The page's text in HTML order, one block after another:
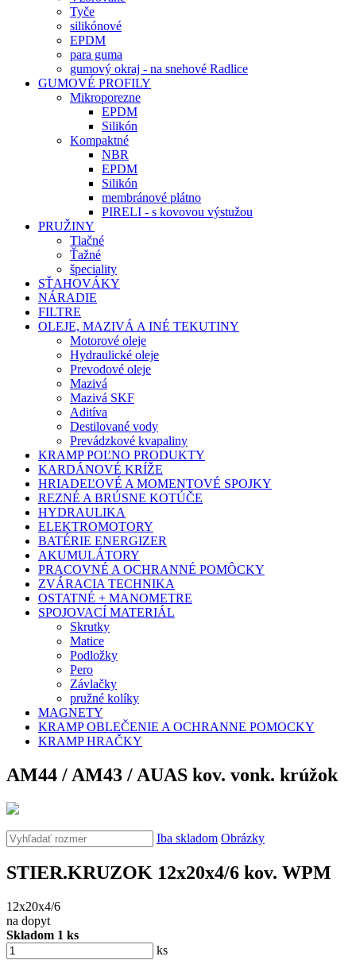
Tyče
silikónové
EPDM
para guma
gumový okraj - na snehové Radlice
GUMOVÉ PROFILY
Mikroporezne
EPDM
Silikón
Kompaktné
NBR
EPDM
Silikón
membránové plátno
PIRELI - s kovovou výstužou
PRUŽINY
Tlačné
Ťažné
špeciality
SŤAHOVÁKY
NÁRADIE
FILTRE
OLEJE, MAZIVÁ A INÉ TEKUTINY
Motorové oleje
Hydraulické oleje
Prevodové oleje
Mazivá
Mazivá SKF
Aditíva
Destilované vody
Prevádzkové kvapaliny
KRAMP POĽNO PRODUKTY
KARDÁNOVÉ KRÍŽE
HRIADEĽOVÉ A MOMENTOVÉ SPOJKY
REZNÉ A BRÚSNE KOTÚČE
HYDRAULIKA
ELEKTROMOTORY
BATÉRIE ENERGIZER
AKUMULÁTORY
PRACOVNÉ A OCHRANNÉ POMÔCKY
ZVÁRACIA TECHNIKA
OSTATNÉ + MANOMETRE
SPOJOVACÍ MATERIÁL
Skrutky
Matice
Podložky
Pero
Závlačky
pružné kolíky
MAGNETY
KRAMP OBLEČENIE A OCHRANNE POMOCKY
KRAMP HRAČKY
AM44 / AM43 / AUAS kov. vonk. krúžok
Iba skladom Obrázky
STIER.KRUZOK 12x20x4/6 kov. WPM
12x20x4/6
na dopyt
Skladom 1 ks
ks